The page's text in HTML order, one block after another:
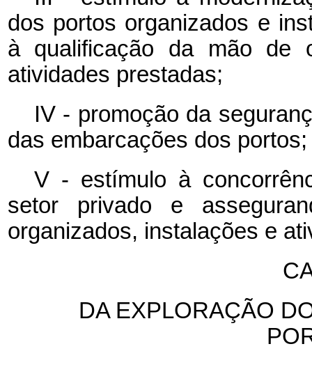
dos portos organizados e
à qualificação da mão de
atividades prestadas;
IV - promoção da
das embarcações dos portos;
V - estímulo à
setor privado e
organizados, instalações e
DA EXPLORAÇÃO